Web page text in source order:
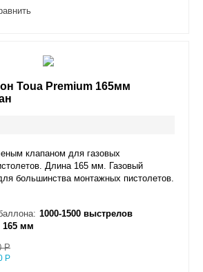
Toua Premium 165мм
клапаном для газовых
Длина 165 мм. Газовый
большинства монтажных пистолетов.
1000-1500 выстрелов
165 мм
Р
Р